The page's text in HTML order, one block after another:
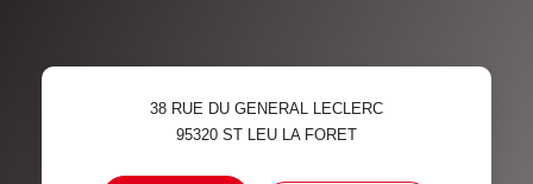
38 RUE DU GENERAL LECLERC
95320 ST LEU LA FORET